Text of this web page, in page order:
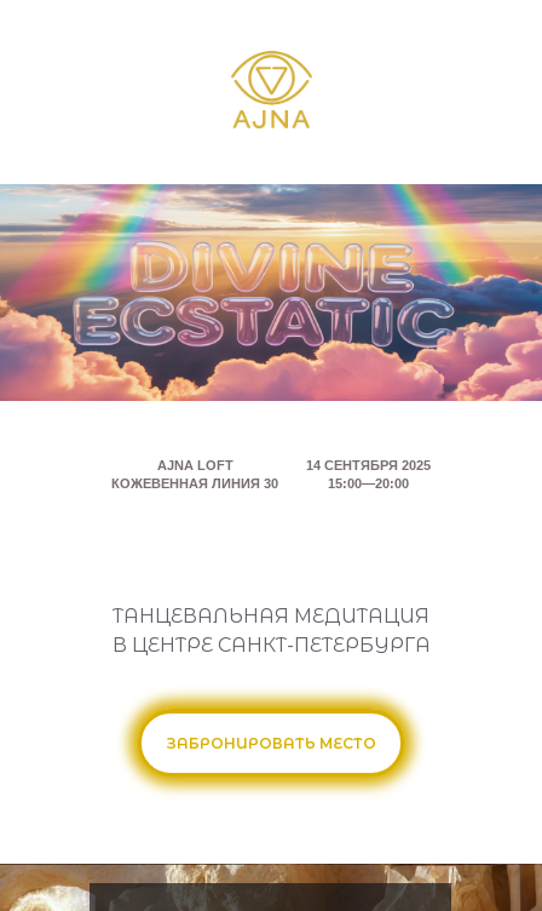
AJNA LOFT
КОЖЕВЕННАЯ ЛИНИЯ 30
14 СЕНТЯБРЯ 2025
15:00—20:00
ТАНЦЕВАЛЬНАЯ МЕДИТАЦИЯ
В ЦЕНТРЕ САНКТ-ПЕТЕРБУРГА
ЗАБРОНИРОВАТЬ МЕСТО